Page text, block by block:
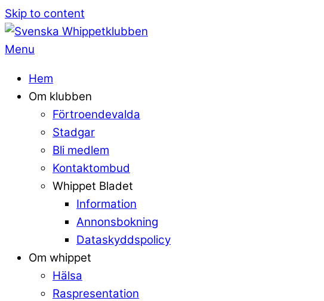
Skip to content
Menu
Hem
Om klubben
Förtroendevalda
Stadgar
Bli medlem
Kontaktombud
Whippet Bladet
Information
Annonsbokning
Dataskyddspolicy
Om whippet
Hälsa
Raspresentation